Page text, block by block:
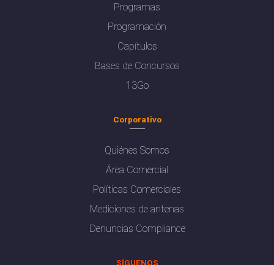
Programas
Programación
Capítulos
Bases de Concursos
13Go
Corporativo
Quiénes Somos
Área Comercial
Políticas Comerciales
Mediciones de antenas
Denuncias Compliance
SÍGUENOS